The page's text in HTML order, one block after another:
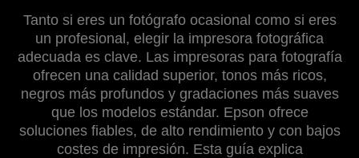
Tanto si eres un fotógrafo ocasional como si eres
un profesional, elegir la impresora fotográfica
adecuada es clave. Las impresoras para fotografía
ofrecen una calidad superior, tonos más ricos,
negros más profundos y gradaciones más suaves
que los modelos estándar. Epson ofrece
soluciones fiables, de alto rendimiento y con bajos
costes de impresión. Esta guía explica